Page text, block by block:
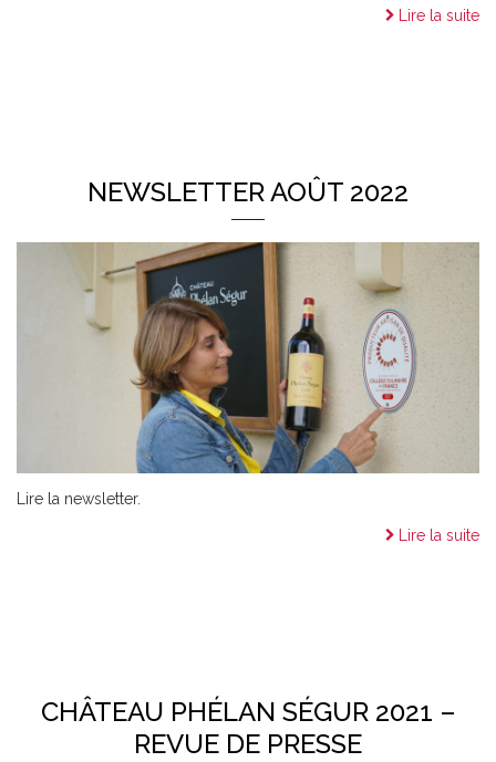
Lire la suite
NEWSLETTER AOÛT 2022
Lire la newsletter.
Lire la suite
CHÂTEAU PHÉLAN SÉGUR 2021 –
REVUE DE PRESSE